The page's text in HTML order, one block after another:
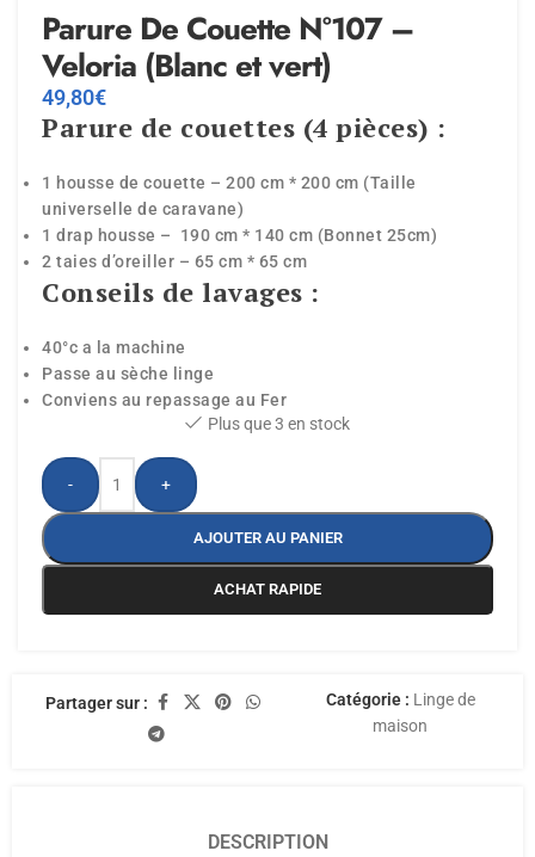
Parure De Couette N°107 –
Veloria (Blanc et vert)
49,80€
Parure de couettes (4 pièces) :
1 housse de couette – 200 cm * 200 cm (Taille
universelle de caravane)
1 drap housse – 190 cm * 140 cm (Bonnet 25cm)
2 taies d’oreiller – 65 cm * 65 cm
Conseils de lavages :
40°c a la machine
Passe au sèche linge
Conviens au repassage au Fer
Plus que 3 en stock
- +
AJOUTER AU PANIER
ACHAT RAPIDE
Partager sur : Catégorie : Linge de
maison
DESCRIPTION